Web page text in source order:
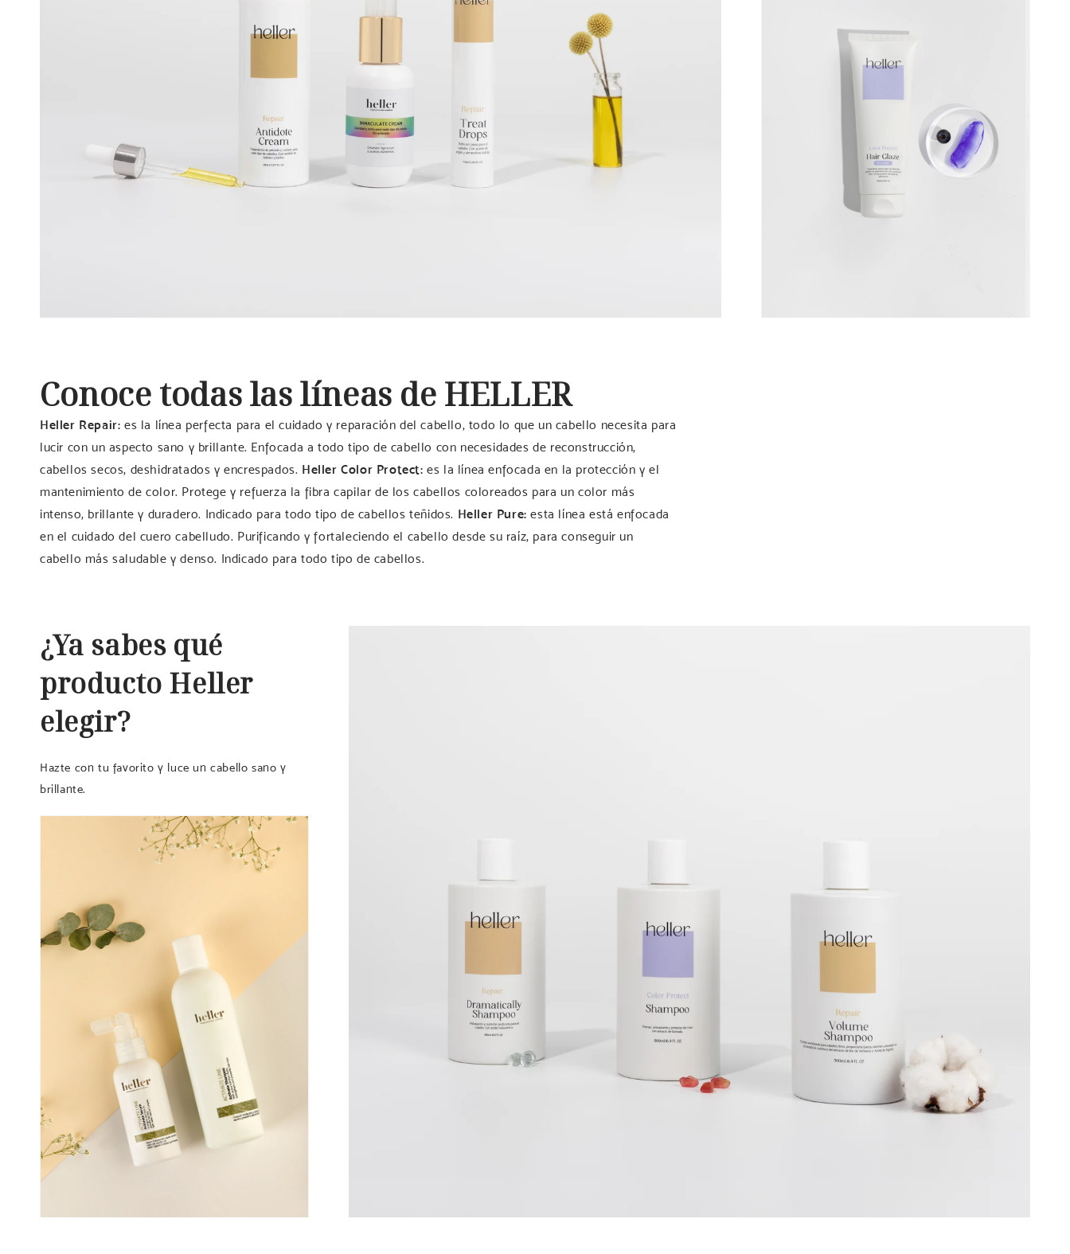
Conoce todas las líneas de HELLER
Heller Repair: es la línea perfecta para el cuidado y reparación del cabello, todo lo que un cabello necesita para
lucir con un aspecto sano y brillante. Enfocada a todo tipo de cabello con necesidades de reconstrucción,
cabellos secos, deshidratados y encrespados. Heller Color Protect: es la línea enfocada en la protección y el
mantenimiento de color. Protege y refuerza la fibra capilar de los cabellos coloreados para un color más
intenso, brillante y duradero. Indicado para todo tipo de cabellos teñidos. Heller Pure:esta línea está enfocada
en el cuidado del cuero cabelludo. Purificando y fortaleciendo el cabello desde su raíz, para conseguir un
cabello más saludable y denso. Indicado para todo tipo de cabellos.
¿Ya sabes qué
producto Heller
elegir?
Hazte con tu favorito y luce un cabello sano y
brillante.